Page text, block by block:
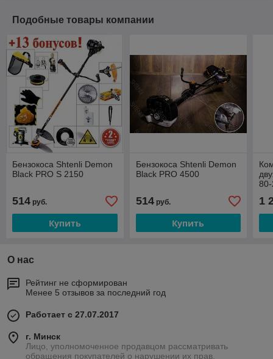
Подобные товары компании
Бензокоса Shtenli Demon
Black PRO S 2150
514 руб.
Купить
Бензокоса Shtenli Demon
Black PRO 4500
514руб.
Купить
1
О нас
Рейтинг не сформирован
Менее 5 отзывов за последний год
Работает с 27.07.2017
г. Минск
Лицо, уполномоченное продавцом рассматривать
обращения покупателей о нарушении их прав,